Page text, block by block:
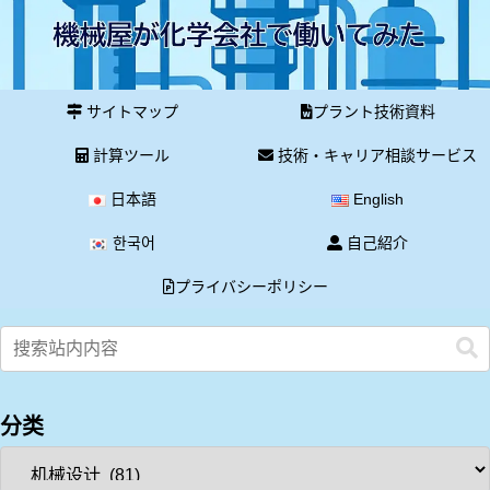
サイトマップ プラント技術資料
計算ツール 技術・キャリア相談サービス
日本語 English
한국어 自己紹介
プライバシーポリシー
分类